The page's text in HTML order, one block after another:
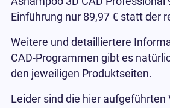
Einführung nur 89,97 € statt der
Weitere und detailliertere
CAD-Programmen gibt es
den jeweiligen Produktseiten.
Leider sind die hier aufgeführten